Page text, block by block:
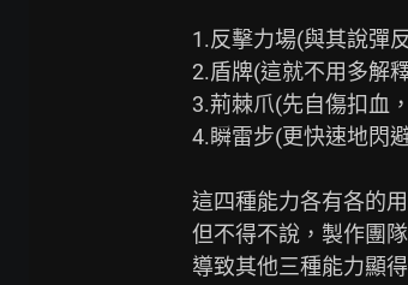
1.反擊力場(與其說彈
2.盾牌(這就不用多解
3.荊棘爪(先自傷扣血
4.瞬雷步(更快速地閃
這四種能力各有各的
但不得不說，製作團
導致其他三種能力顯